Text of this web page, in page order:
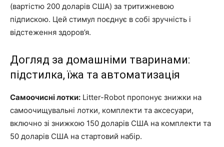
(вартістю 200 доларів США) за тритижневою
підпискою. Цей стимул поєднує в собі зручність і
відстеження здоров’я.
Догляд за домашніми тваринами:
підстилка, їжа та автоматизація
Самоочисні лотки: Litter-Robot пропонує знижки на
самоочищувальні лотки, комплекти та аксесуари,
включно зі знижкою 150 доларів США на комплекти та
50 доларів США на стартовий набір.